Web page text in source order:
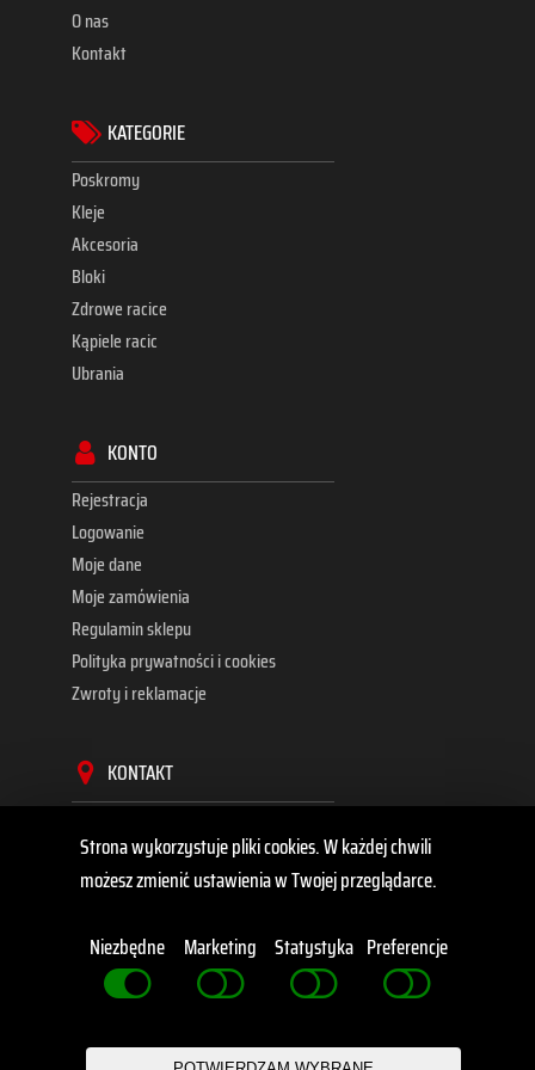
O nas
Kontakt
KATEGORIE
Poskromy
Kleje
Akcesoria
Bloki
Zdrowe racice
Kąpiele racic
Ubrania
KONTO
Rejestracja
Logowanie
Moje dane
Moje zamówienia
Regulamin sklepu
Polityka prywatności i cookies
Zwroty i reklamacje
KONTAKT
ul. Płocka 11A
87-610 Dobrzyń nad Wisłą
kontakt@topboxagri.com
Strona wykorzystuje pliki cookies. W każdej chwili
możesz zmienić ustawienia w Twojej przeglądarce.
Niezbędne
Marketing Statystyka Preferencje